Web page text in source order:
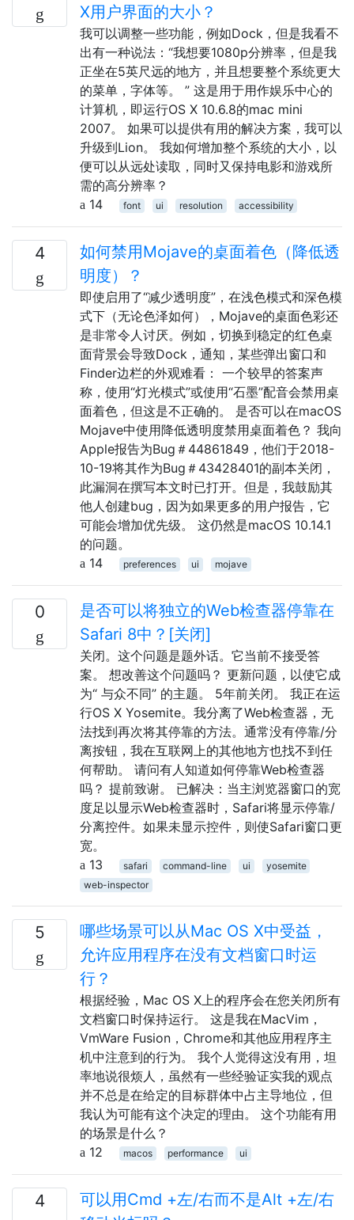
X用户界面的大小？
我可以调整一些功能，例如Dock，但是我看不
出有一种说法：“我想要1080p分辨率，但是我
正坐在5英尺远的地方，并且想要整个系统更大
的菜单，字体等。 ” 这是用于用作娱乐中心的
计算机，即运行OS X 10.6.8的mac mini
2007。 如果可以提供有用的解决方案，我可以
升级到Lion。 我如何增加整个系统的大小，以
便可以从远处读取，同时又保持电影和游戏所
需的高分辨率？
14
font ui resolution accessibility
4
如何禁用Mojave的桌面着色（降低透
明度）？
即使启用了“减少透明度”，在浅色模式和深色模
式下（无论色泽如何），Mojave的桌面色彩还
是非常令人讨厌。例如，切换到稳定的红色桌
面背景会导致Dock，通知，某些弹出窗口和
Finder边栏的外观难看： 一个较早的答案声
称，使用“灯光模式”或使用“石墨”配音会禁用桌
面着色，但这是不正确的。 是否可以在macOS
Mojave中使用降低透明度禁用桌面着色？ 我向
Apple报告为Bug＃44861849，他们于2018-
10-19将其作为Bug＃43428401的副本关闭，
此漏洞在撰写本文时已打开。但是，我鼓励其
他人创建bug，因为如果更多的用户报告，它
可能会增加优先级。 这仍然是macOS 10.14.1
的问题。
14
preferences ui mojave
0
是否可以将独立的Web检查器停靠在
Safari 8中？[关闭]
关闭。这个问题是题外话。它当前不接受答
案。 想改善这个问题吗？ 更新问题，以使它成
为“ 与众不同” 的主题。 5年前关闭。 我正在运
行OS X Yosemite。我分离了Web检查器，无
法找到再次将其停靠的方法。通常没有停靠/分
离按钮，我在互联网上的其他地方也找不到任
何帮助。 请问有人知道如何停靠Web检查器
吗？ 提前致谢。 已解决：当主浏览器窗口的宽
度足以显示Web检查器时，Safari将显示停靠/
分离控件。如果未显示控件，则使Safari窗口更
宽。
13
safari command-line ui
yosemite
web-inspector
5
哪些场景可以从Mac OS X中受益，
允许应用程序在没有文档窗口时运
行？
根据经验，Mac OS X上的程序会在您关闭所有
文档窗口时保持运行。 这是我在MacVim，
VmWare Fusion，Chrome和其他应用程序主
机中注意到的行为。 我个人觉得这没有用，坦
率地说很烦人，虽然有一些经验证实我的观点
并不总是在给定的目标群体中占主导地位，但
我认为可能有这个决定的理由。 这个功能有用
的场景是什么？
12
macos performance ui
4
可以用Cmd +左/右而不是Alt +左​​/右